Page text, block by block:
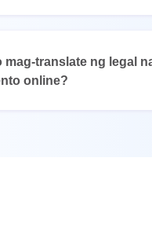
mag-translate ng legal
online?